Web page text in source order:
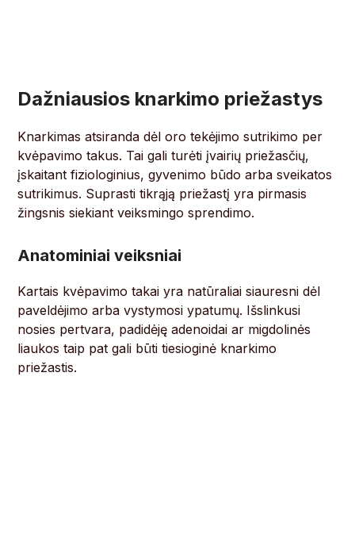
Dažniausios knarkimo priežastys
Knarkimas atsiranda dėl oro tekėjimo sutrikimo per
kvėpavimo takus. Tai gali turėti įvairių priežasčių,
įskaitant fiziologinius, gyvenimo būdo arba sveikatos
sutrikimus. Suprasti tikrąją priežastį yra pirmasis
žingsnis siekiant veiksmingo sprendimo.
Anatominiai veiksniai
Kartais kvėpavimo takai yra natūraliai siauresni dėl
paveldėjimo arba vystymosi ypatumų. Išslinkusi
nosies pertvara, padidėję adenoidai ar migdolinės
liaukos taip pat gali būti tiesioginė knarkimo
priežastis.